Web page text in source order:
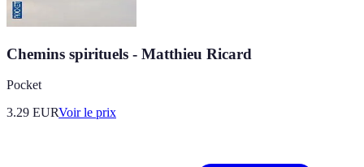
Chemins spirituels - Matthieu Ricard
Pocket
3.29 EURVoir le prix